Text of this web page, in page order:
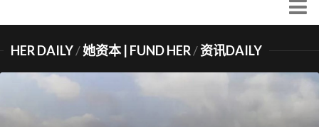
全球女性创新峰会
专栏作者
她科技 | TECH HER
她专栏 | HER COLUMN
HER DAILY/她资本 | FUND HER/资讯DAILY